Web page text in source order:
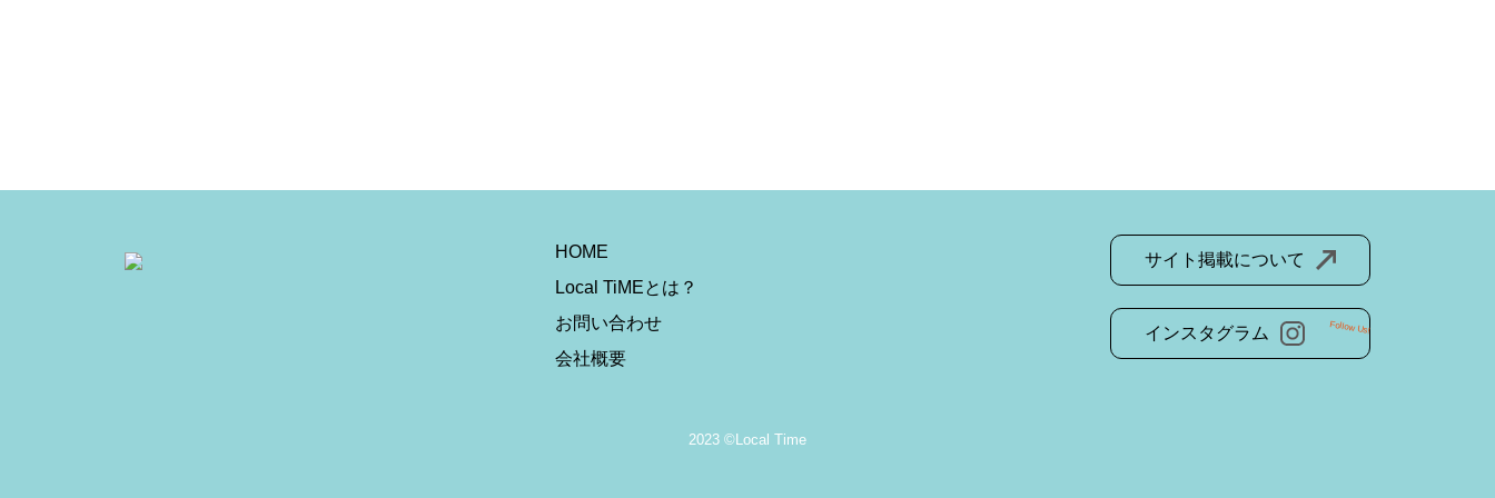
HOME
Local TiMEとは？
お問い合わせ
会社概要
サイト掲載について
インスタグラム Follow Us!
2023 ©Local Time